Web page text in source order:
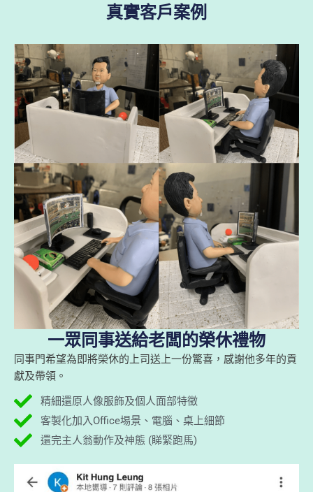
真實客戶案例
一眾同事送給老闆的榮休禮物
同事門希望為即將榮休的上司送上一份驚喜，感謝他多年的貢
獻及帶領。
精細還原人像服飾及個人面部特徵
客製化加入Office埸景、電腦、桌上細節
還完主人翁動作及神態 (睇緊跑馬)